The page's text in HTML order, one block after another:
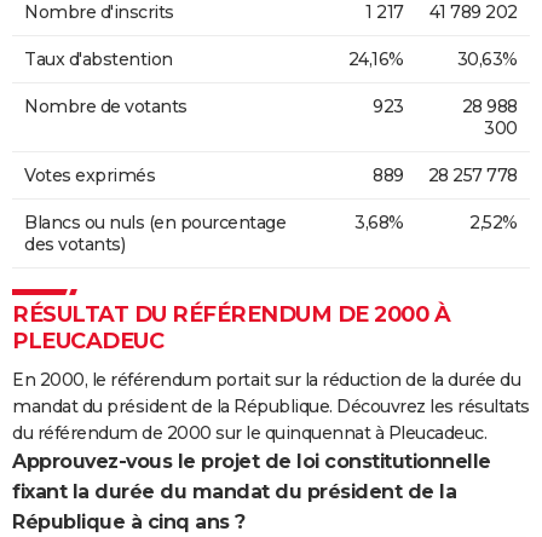
Nombre d'inscrits 1 217 41 789 202
Taux d'abstention 24,16% 30,63%
Nombre de votants 923
28 988
300
Votes exprimés 889 28 257 778
Blancs ou nuls (en pourcentage
des votants)
3,68% 2,52%
RÉSULTAT DU RÉFÉRENDUM DE 2000 À
PLEUCADEUC
En 2000, le référendum portait sur la réduction de la durée du
mandat du président de la République. Découvrez les résultats
du référendum de 2000 sur le quinquennat à Pleucadeuc.
Approuvez-vous le projet de loi constitutionnelle
fixant la durée du mandat du président de la
République à cinq ans ?